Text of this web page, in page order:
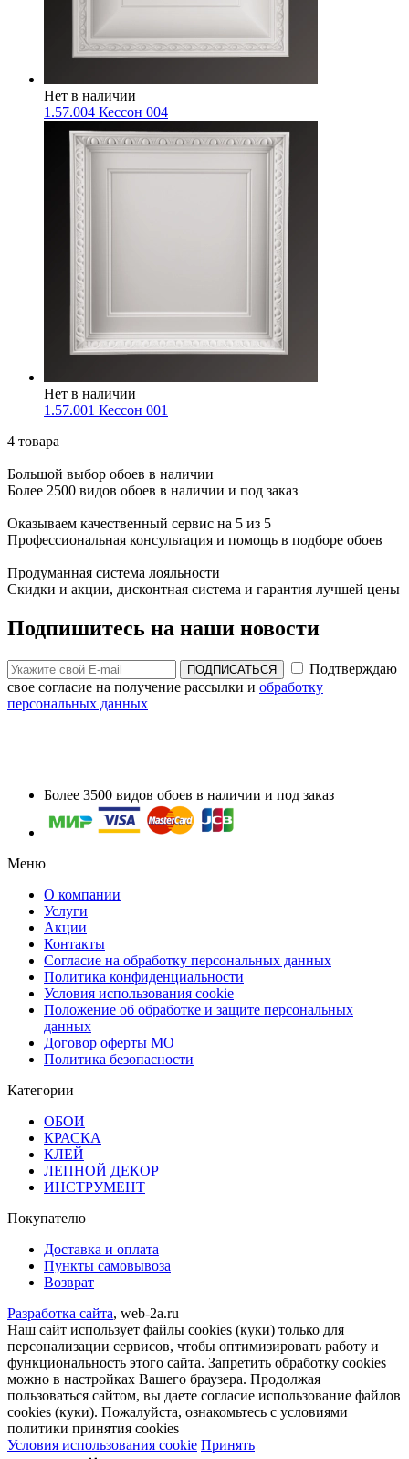
Нет в наличии
1.57.004 Кессон 004
Нет в наличии
1.57.001 Кессон 001
4 товара
Большой выбор обоев в наличии
Более 2500 видов обоев в наличии и под заказ
Оказываем качественный сервис на 5 из 5
Профессиональная консультация и помощь в подборе обоев
Продуманная система лояльности
Скидки и акции, дисконтная система и гарантия лучшей цены
Подпишитесь на наши новости
ПОДПИСАТЬСЯ
Подтверждаю
свое согласие на получение рассылки и обработку
персональных данных
Более 3500 видов обоев в наличии и под заказ
Меню
О компании
Услуги
Акции
Контакты
Согласие на обработку персональных данных
Политика конфиденциальности
Условия использования cookie
Положение об обработке и защите персональных
данных
Договор оферты МО
Политика безопасности
Категории
ОБОИ
КРАСКА
КЛЕЙ
ЛЕПНОЙ ДЕКОР
ИНСТРУМЕНТ
Покупателю
Доставка и оплата
Пункты самовывоза
Возврат
Разработка сайта, web-2a.ru
Наш сайт использует файлы cookies (куки) только для
персонализации сервисов, чтобы оптимизировать работу и
функциональность этого сайта. Запретить обработку cookies
можно в настройках Вашего браузера. Продолжая
пользоваться сайтом, вы даете согласие использование файлов
cookies (куки). Пожалуйста, ознакомьтесь с условиями
политики принятия сookies
Условия использования cookie Принять